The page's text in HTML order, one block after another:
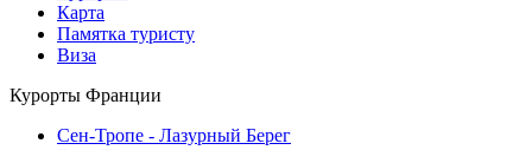
Карта
Памятка туристу
Виза
Курорты Франции
Cен-Тропе - Лазурный Берег